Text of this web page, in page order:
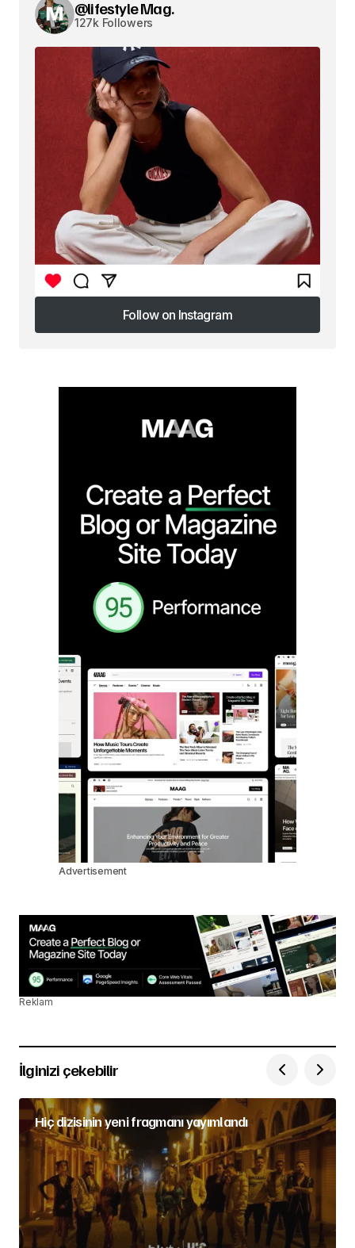
@lifestyle Mag.
127k Followers
Follow on Instagram
Follow on Instagram
Advertisement
Reklam
İlginizi çekebilir
Hiç dizisinin yeni fragmanı yayımlandı